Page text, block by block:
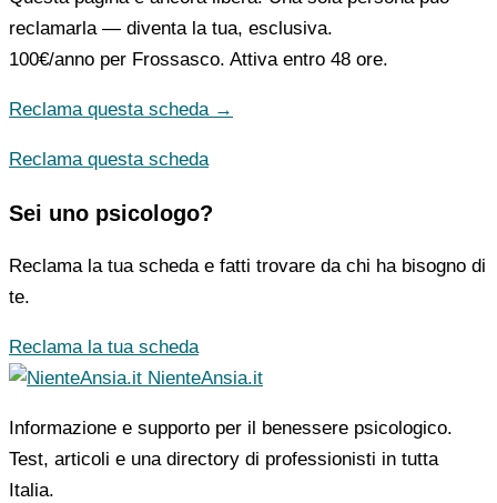
reclamarla — diventa la tua, esclusiva.
100€/anno per Frossasco. Attiva entro 48 ore.
Reclama questa scheda →
Reclama questa scheda
Sei uno psicologo?
Reclama la tua scheda e fatti trovare da chi ha bisogno di
te.
Reclama la tua scheda
NienteAnsia.it
Informazione e supporto per il benessere psicologico.
Test, articoli e una directory di professionisti in tutta
Italia.